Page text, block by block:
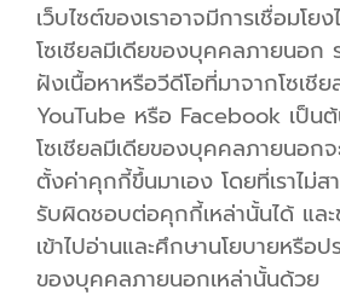
เว็บไซต์ของเราอาจมีการเชื่อมโย
โซเชียลมีเดียของบุคคลภายนอก
ฝังเนื้อหาหรือวีดีโอที่มาจากโซเชีย
YouTube หรือ Facebook เป็น
โซเชียลมีเดียของบุคคลภายนอก
ตั้งค่าคุกกี้ขึ้นมาเอง โดยที่เราไม่
รับผิดชอบต่อคุกกี้เหล่านั้นได้ และ
เข้าไปอ่านและศึกษานโยบายหรือ
ของบุคคลภายนอกเหล่านั้นด้วย